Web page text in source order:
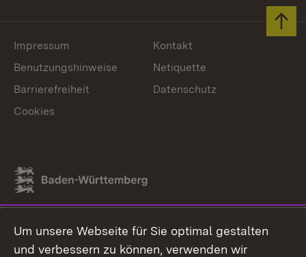
Link zum Landesportal
Impressum
Kontakt
Benutzungshinweise
Netiquette
Barrierefreiheit
Datenschutz
Cookies
Um unsere Webseite für Sie optimal gestalten
und verbessern zu können, verwenden wir